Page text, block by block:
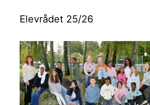
Elevrådet 25/26